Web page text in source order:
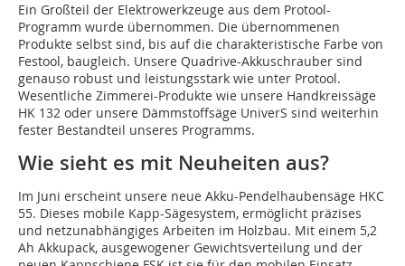
Ein Großteil der Elektrowerkzeuge aus dem Protool-
Programm wurde übernommen. Die übernommenen
Produkte selbst sind, bis auf die charakteristische Farbe von
Festool, baugleich. Unsere Quadrive-Akkuschrauber sind
genauso robust und leistungsstark wie unter Protool.
Wesentliche Zimmerei-Produkte wie unsere Handkreissäge
HK 132 oder unsere Dämmstoffsäge UniverS sind weiterhin
fester Bestandteil unseres Programms.
Wie sieht es mit Neuheiten aus?
Im Juni erscheint unsere neue Akku-Pendelhaubensäge HKC
55. Dieses mobile Kapp-Sägesystem, ermöglicht präzises
und netzunabhängiges Arbeiten im Holzbau. Mit einem 5,2
Ah Akkupack, ausgewogener Gewichtsverteilung und der